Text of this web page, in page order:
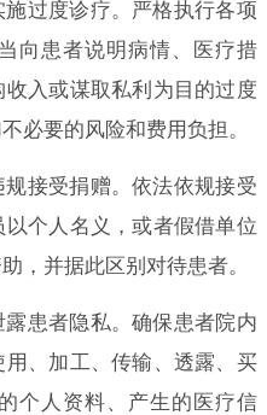
过度诊疗。严格执行各项
向患者说明病情、医疗措
入或谋取私利为目的过度
必要的风险和费用负担。
接受捐赠。依法依规接受
个人名义，或者假借单位
，并据此区别对待患者。
患者隐私。确保患者院内
、加工、传输、透露、买
个人资料、产生的医疗信